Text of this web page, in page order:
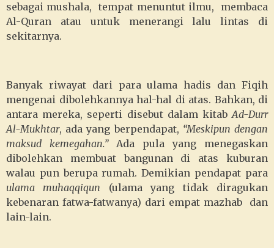
sebagai mushala, tempat menuntut ilmu, membaca
Al-Quran atau untuk menerangi lalu lintas di
sekitarnya.
Banyak riwayat dari para ulama hadis dan Fiqih
mengenai dibolehkannya hal-hal di atas. Bahkan, di
antara mereka, seperti disebut dalam kitabAd-Durr
Al-Mukhtar, ada yang berpendapat, “Meskipun dengan
maksud kemegahan.”Ada pula yang menegaskan
dibolehkan membuat bangunan di atas kuburan
walau pun berupa rumah. Demikian pendapat para
ulama muhaqqiqun (ulama yang tidak diragukan
kebenaran fatwa-fatwanya) dari empat mazhab dan
lain-lain.